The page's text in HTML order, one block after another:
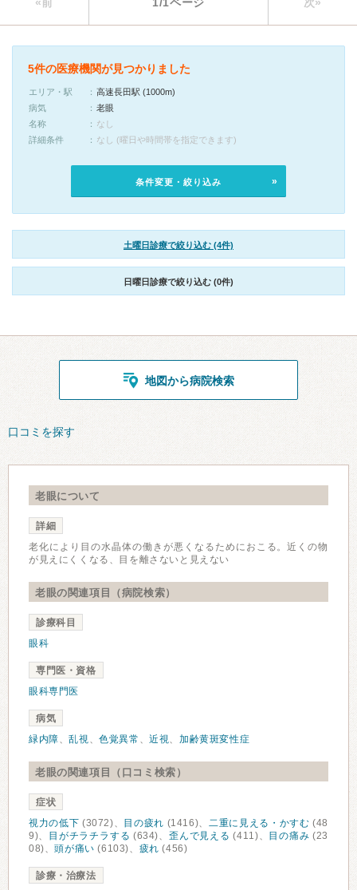
5件の医療機関が見つかりました
エリア・駅
高速長田駅 (1000m)
病気
老眼
名称
なし
詳細条件
なし (曜日や時間帯を指定できます)
条件変更・絞り込み
土曜日診療で絞り込む (4件)
日曜日診療で絞り込む (0件)
地図から病院検索
口コミを探す
老眼について
詳細
老化により目の水晶体の働きが悪くなるためにおこる。近くの物
が見えにくくなる、目を離さないと見えない
老眼の関連項目（病院検索）
診療科目
眼科
専門医・資格
眼科専門医
病気
緑内障、乱視、色覚異常 、近視、加齢黄斑変性症
老眼の関連項目（口コミ検索）
症状
視力の低下 (3072)、 目の疲れ (1416)、 二重に見える・かすむ (48
9)、
目がチラチラする (634)、歪んで見える (411)、 目の痛み (23
08)、頭が痛い (6103)、 疲れ (456)
診療・治療法